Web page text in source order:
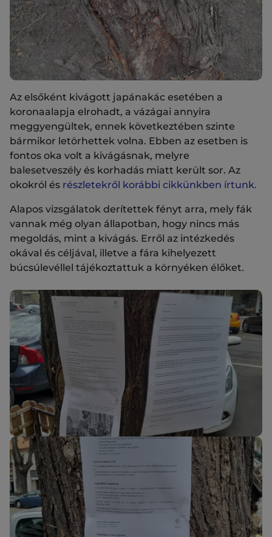
Az elsőként kivágott japánakác esetében a
koronaalapja elrohadt, a vázágai annyira
meggyengültek, ennek következtében szinte
bármikor letörhettek volna. Ebben az esetben is
fontos oka volt a kivágásnak, melyre
balesetveszély és korhadás miatt került sor. Az
okokról és részletekről korábbi cikkünkben írtunk.
Alapos vizsgálatok derítettek fényt arra, mely fák
vannak még olyan állapotban, hogy nincs más
megoldás, mint a kivágás. Erről az intézkedés
okával és céljával, illetve a fára kihelyezett
búcsúlevéllel tájékoztattuk a környéken élőket.